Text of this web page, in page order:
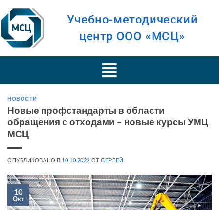
Учебно-методический
центр ООО «МСЦ»
НОВОСТИ
Новые профстандарты в области
обращения с отходами – новые курсы УМЦ
МСЦ
ОПУБЛИКОВАНО В 10.10.2022 ОТСЕРГЕЙ
10
Окт